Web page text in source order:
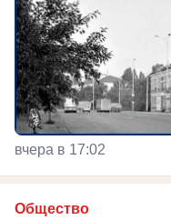
вчера в 17:02
Общество